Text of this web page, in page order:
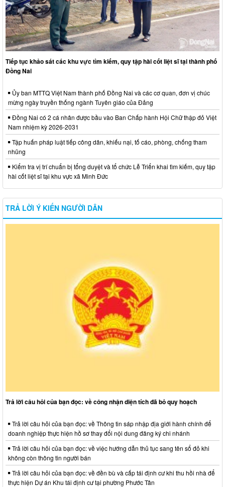
Tiếp tục khảo sát các khu vực tìm kiếm, quy tập hài cốt liệt sĩ tại thành phố
Đồng Nai
Ủy ban MTTQ Việt Nam thành phố Đồng Nai và các cơ quan, đơn vị chúc
mừng ngày truyền thống ngành Tuyên giáo của Đảng
Đồng Nai có 2 cá nhân được bầu vào Ban Chấp hành Hội Chữ thập đỏ Việt
Nam nhiệm kỳ 2026-2031
Tập huấn pháp luật tiếp công dân, khiếu nại, tố cáo, phòng, chống tham
nhũng
Kiểm tra vị trí chuẩn bị tổng duyệt và tổ chức Lễ Triển khai tìm kiếm, quy tập
hài cốt liệt sĩ tại khu vực xã Minh Đức
TRẢ LỜI Ý KIẾN NGƯỜI DÂN
Trả lời câu hỏi của bạn đọc: về công nhận diện tích đã bỏ quy hoạch
Trả lời câu hỏi của bạn đọc: về Thông tin sáp nhập địa giới hành chính để
doanh nghiệp thực hiện hồ sơ thay đổi nội dung đăng ký chi nhánh
Trả lời câu hỏi của bạn đọc: về việc hướng dẫn thủ tục sang tên sổ đỏ khi
không còn thông tin người bán
Trả lời câu hỏi của bạn đọc: về đền bù và cấp tái định cư khi thu hồi nhà để
thực hiện Dự án Khu tái định cư tại phường Phước Tân